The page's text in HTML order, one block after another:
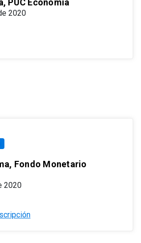
PUC Economía
2020
Fondo Monetario
2020